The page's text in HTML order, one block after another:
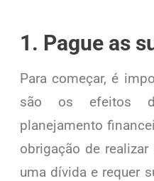
1. Pague as
Para começar, é
são os efeitos
planejamento
obrigação de
uma dívida e requer